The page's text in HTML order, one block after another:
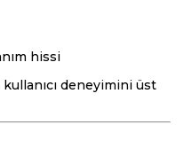
hissi
kullanıcı deneyimini üst